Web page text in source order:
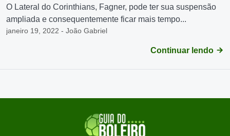
O Lateral do Corinthians, Fagner, pode ter sua suspensão
ampliada e consequentemente ficar mais tempo...
janeiro 19, 2022 - João Gabriel
Continuar lendo